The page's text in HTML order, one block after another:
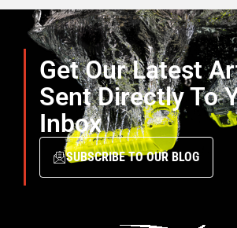
Get Our Latest
Sent Directly To
Inbox
SUBSCRIBE TO OUR BLOG